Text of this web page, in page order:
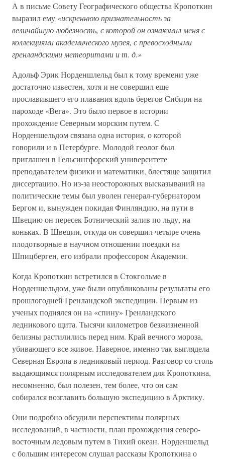
А в письме Совету Географического общества Кропоткин
выразил ему «искреннюю признательность за
величайшую любезность, с которой он ознакомил меня с
коллекциями академического музея, с превосходными
гренландскими метеоритами и т. д.»
Адольф Эрик Норденшлельд был к тому времени уже
достаточно известен, хотя и не совершил еще
прославившего его плавания вдоль берегов Сибири на
пароходе «Вега». Это было первое в истории
прохождение Северным морским путем. С
Норденшельдом связана одна история, о которой
говорили и в Петербурге. Молодой геолог был
приглашен в Гельсингфорский университете
преподавателем физики и математики, блестяще защитил
диссертацию. Но из-за неосторожных высказываний на
политические темы был уволен генерал-губернатором
Бергом и, вынужден покидая Финляндию, на пути в
Швецию он пересек Ботнический залив по льду, на
коньках. В Швеции, откуда он совершил четыре очень
плодотворные в научном отношении поездки на
Шпицберген, его избрали профессором Академии.
Когда Кропоткин встретился в Стокгольме в
Норденшельдом, уже были опубликованы результаты его
прошлогодней Гренландской экспедиции. Первым из
ученых поднялся он на «спину» Гренландского
ледникового щита. Тысячи километров безжизненной
белизны растилились перед ним. Край вечного мороза,
убивающего все живое. Наверное, именно так выглядела
Северная Европа в ледниковый период. Разговор со столь
выдающимся полярным исследователем для Кропоткина,
несомненно, был полезен, тем более, что он сам
собирался возглавить большую экспедицию в Арктику.
Они подробно обсудили перспективы полярных
исследований, в частности, план прохождения северо-
восточным ледовым путем в Тихий океан. Норденшельд
с большим интересом слушал рассказы Кропоткина о